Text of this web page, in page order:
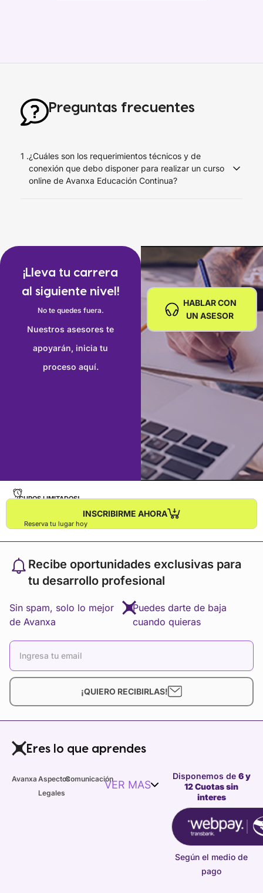
Preguntas frecuentes
1 .¿Cuáles son los requerimientos técnicos y de
conexión que debo disponer para realizar un curso
online de Avanxa Educación Continua?
No es recomendable trabajar desde un celular o desde
una tablet porque algunos recursos no podrán ser
aprovechados cabalmente y en algunos cursos no
podrán usarse los softwares necesarios para el
Para una visualización óptima, se
recomienda utilizar computadoras de escritorio.
¡Lleva tu carrera
al siguiente nivel!
No te quedes fuera.
Nuestros asesores te
apoyarán, inicia tu
proceso aquí.
HABLAR CON
UN ASESOR
¡CUPOS LIMITADOS!
INSCRIBIRME AHORA
Reserva tu lugar hoy
Recibe oportunidades exclusivas para
tu desarrollo profesional
¡QUIERO RECIBIRLAS!
Sin spam, solo lo mejor
de Avanxa
Puedes darte de baja
cuando quieras
Eres lo que aprendes
Avanxa Aspectos
Legales
ComunicaciónVER MAS
Disponemos de 6 y
12 Cuotas sin
interes
Según el medio de
pago